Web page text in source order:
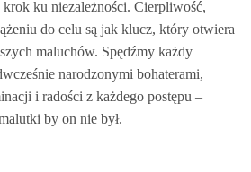
ku niezależności. Cierpliwość,
do celu są jak klucz, który otwiera
maluchów. Spędźmy każdy
narodzonymi bohaterami,
i radości z każdego postępu –
by on nie był.